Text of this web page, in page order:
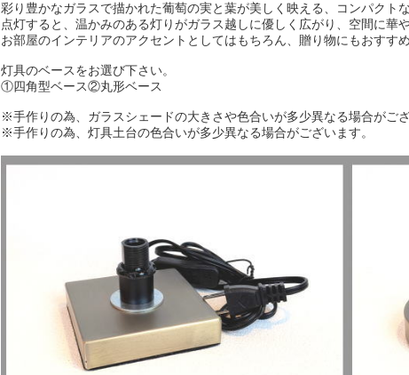
彩り豊かなガラスで描かれた葡萄の実と葉が美しく映える、コンパクト
点灯すると、温かみのある灯りがガラス越しに優しく広がり、空間に華
お部屋のインテリアのアクセントとしてはもちろん、贈り物にもおすすめ
灯具のベースをお選び下さい。
①四角型ベース②丸形ベース
※手作りの為、ガラスシェードの大きさや色合いが多少異なる場合がござ
※手作りの為、灯具土台の色合いが多少異なる場合がございます。